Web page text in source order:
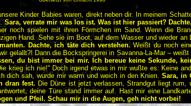
Kinder Babies waren, direkt neben dir. In meinem
Sara, verrate mir was los ist. Was ist hier passiert?
noch spielen mit ihren Förmchen im Sand. Wenn die
Hand. Sehe sie im Boot, auf dem Wasser und wieder an
Dachte, ich täte dich verstehen. Weißt du noch
gelallt?! Dann die Bockspringerei in Savanna-La-Mar –
du bist immer bei mir. Ich bereue keine Sekunde,
krieg ich nie!" Doch irgend etwas in mir wußte es: Keine
dich sah, wurde mir warm und weich in den Knien.Sara, in
dran fest. Die Düne ist jetzt verlassen, Strandgut liegt rum,
deine Türe stand immer auf. Hast mir eine
und Pfeil. Schau mir in die Augen, geh nicht vorbei!